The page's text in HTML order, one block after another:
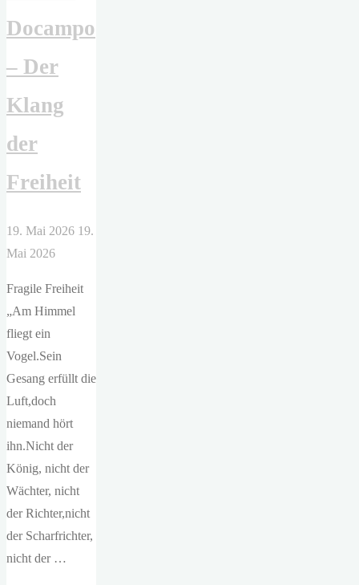
Docampo
– Der
Klang
der
Freiheit
19. Mai 2026 19.
Mai 2026
Fragile Freiheit
„Am Himmel
fliegt ein
Vogel.Sein
Gesang erfüllt die
Luft,doch
niemand hört
ihn.Nicht der
König, nicht der
Wächter, nicht
der Richter,nicht
der Scharfrichter,
nicht der …